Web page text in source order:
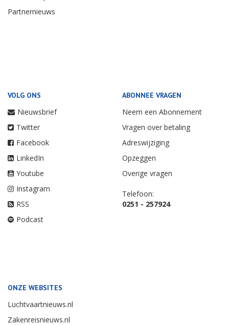
Partnernieuws
VOLG ONS
Nieuwsbrief
Twitter
Facebook
LinkedIn
Youtube
Instagram
RSS
Podcast
ABONNEE VRAGEN
Neem een Abonnement
Vragen over betaling
Adreswijziging
Opzeggen
Overige vragen
Telefoon:
0251 - 257924
ONZE WEBSITES
Luchtvaartnieuws.nl
Zakenreisnieuws.nl